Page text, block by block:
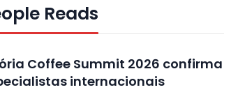
Reads
Coffee Summit 2026 confirma
internacionais